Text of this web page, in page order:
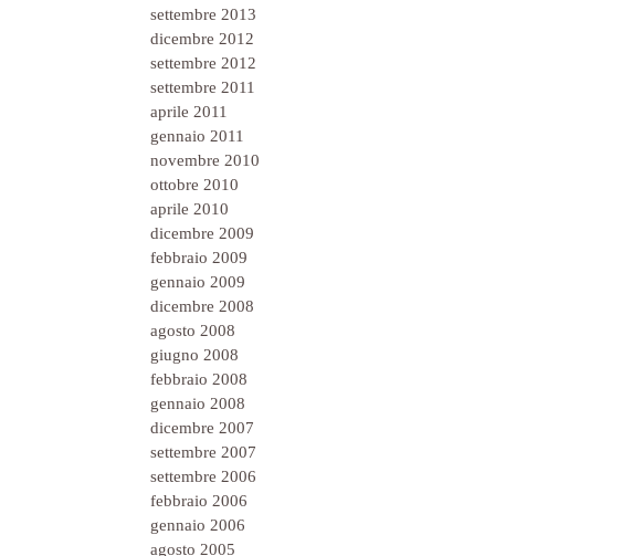
settembre 2013
dicembre 2012
settembre 2012
settembre 2011
aprile 2011
gennaio 2011
novembre 2010
ottobre 2010
aprile 2010
dicembre 2009
febbraio 2009
gennaio 2009
dicembre 2008
agosto 2008
giugno 2008
febbraio 2008
gennaio 2008
dicembre 2007
settembre 2007
settembre 2006
febbraio 2006
gennaio 2006
agosto 2005